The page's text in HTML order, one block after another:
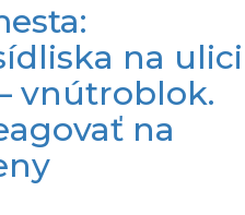
na ulici
vnútroblok.
na